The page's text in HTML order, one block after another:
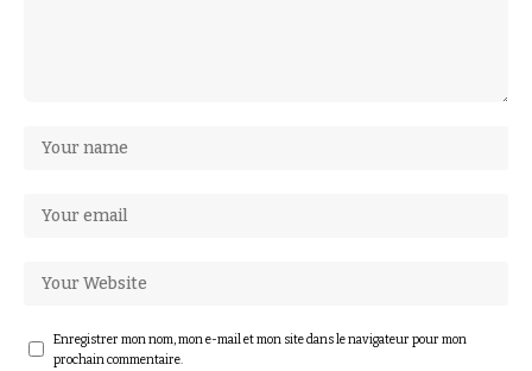
Enregistrer mon nom, mon e-mail et mon site dans le navigateur pour mon
prochain commentaire.